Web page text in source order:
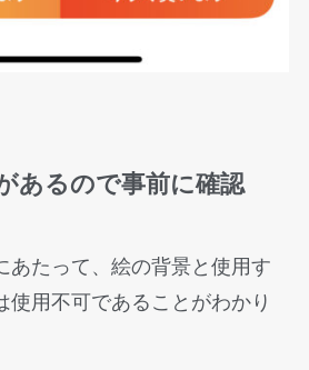
あるので事前に確認
あたって、絵の背景と使用す
使用不可であることがわかり